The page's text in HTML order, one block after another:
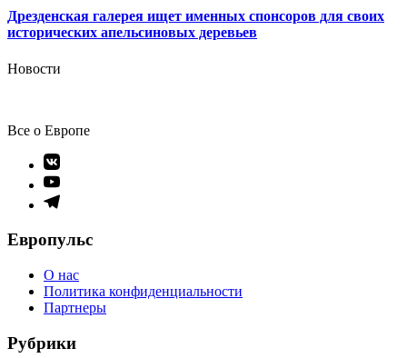
Дрезденская галерея ищет именных спонсоров для своих
исторических апельсиновых деревьев
Новости
Все о Европе
Элемент
меню
Элемент
меню
Элемент
Европульс
О нас
Политика конфиденциальности
Партнеры
Рубрики